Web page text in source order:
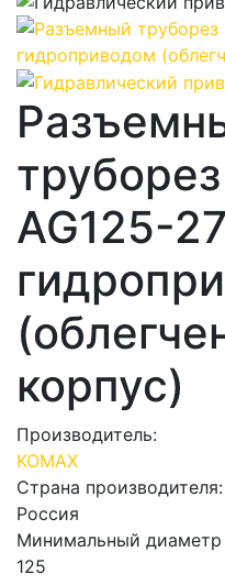
AG125-
корпус)
Производитель:
KOMAX
Страна производителя:
Россия
Минимальный
125